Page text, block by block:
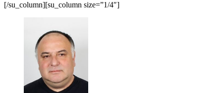
[/su_column][su_column size=”1/4″]